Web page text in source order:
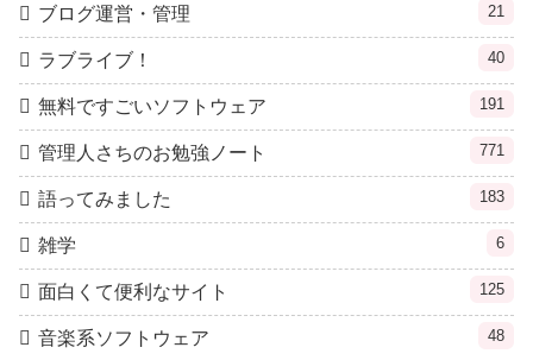
ブログ運営・管理 21
ラブライブ！ 40
無料ですごいソフトウェア 191
管理人さちのお勉強ノート 771
語ってみました 183
雑学 6
面白くて便利なサイト 125
音楽系ソフトウェア 48